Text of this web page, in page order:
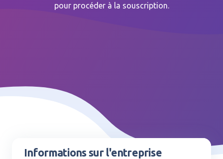
pour procéder à la souscription.
Informations sur l'entreprise